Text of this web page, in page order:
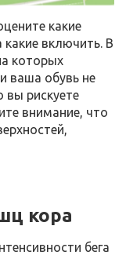
какие
какие включить. В
которых
ваша обувь не
вы рискуете
внимание, что
кора
бега